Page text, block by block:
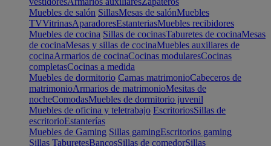
Muebles de salón SillasMesas de salónMuebles
TVVitrinasAparadoresEstanteriasMuebles recibidores
Muebles de cocina Sillas de cocinasTaburetes de cocinaMesas
de cocinaMesas y sillas de cocinaMuebles auxiliares de
cocinaArmarios de cocinaCocinas modularesCocinas
completasCocinas a medida
Muebles de dormitorio Camas matrimonioCabeceros de
matrimonioArmarios de matrimonioMesitas de
nocheComodasMuebles de dormitorio juvenil
Muebles de oficina y teletrabajo EscritoriosSillas de
escritorioEstanterías
Muebles de Gaming Sillas gamingEscritorios gaming
Sillas TaburetesBancosSillas de comedorSillas